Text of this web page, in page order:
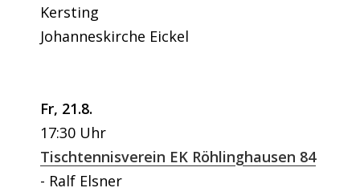
Kersting
Johanneskirche Eickel
Fr, 21.8.
17:30 Uhr
Tischtennisverein EK Röhlinghausen 84
Ralf Elsner